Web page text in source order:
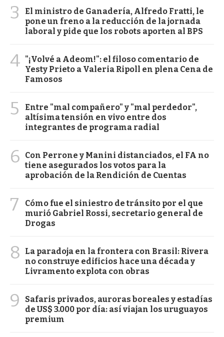
3
El ministro de Ganadería, Alfredo Fratti, le
pone un freno a la reducción de la jornada
laboral y pide que los robots aporten al BPS
4 "¡Volvé a Adeom!": el filoso comentario de
Yesty Prieto a Valeria Ripoll en plena Cena de
Famosos
5
Entre "mal compañero" y "mal perdedor",
altísima tensión en vivo entre dos
integrantes de programa radial
6
Con Perrone y Manini distanciados, el FA no
tiene asegurados los votos para la
aprobación de la Rendición de Cuentas
7
Cómo fue el siniestro de tránsito por el que
murió Gabriel Rossi, secretario general de
Drogas
8
La paradoja en la frontera con Brasil: Rivera
no construye edificios hace una década y
Livramento explota con obras
9
Safaris privados, auroras boreales y estadías
de US$ 3.000 por día: así viajan los uruguayos
premium